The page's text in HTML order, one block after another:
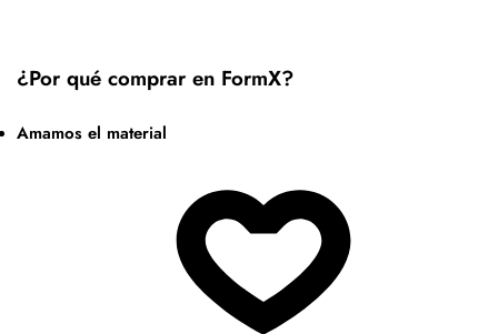
¿Por qué comprar en FormX?
Amamos el material